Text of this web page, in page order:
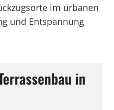
im urbanen
und Entspannung
in